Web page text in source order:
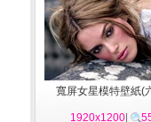
寬屏女星模特壁紙(
1920x1200